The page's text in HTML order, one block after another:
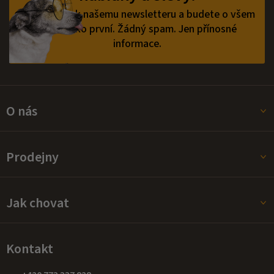
v
ý
p
i
Přihlaste se k našemu newsletteru a budete o všem
vědět jako první. Žádný spam. Jen přínosné
informace.
O nás
Prodejny
Jak chovat
Kontakt